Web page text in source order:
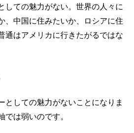
しての魅力がない。世界の人々に
、中国に住みたいか、ロシアに住
通はアメリカに行きたがるではな
としての魅力がないことになりま
では弱いのです。